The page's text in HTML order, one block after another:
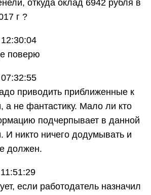
откуда оклад 6942 рубля в
г ?
поверю
приводить приближенные к
а не фантастику. Мало ли кто
подчерпывает в данной
И никто ничего додумывать и
должен.
если работодатель назначил